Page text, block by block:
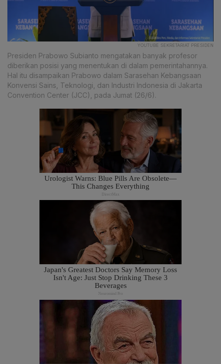
YOUTUBE SEKRETARIAT PRESIDEN
Presiden Prabowo Subianto mengatakan banyak profesor
diberikan posisi yang menentukan di dalam pemerintahannya.
Hal itu disampaikan Prabowo dalam Sarasehan Kebangsaan
Konvensi Sains, Teknologi, dan Industri Indonesia di Jakarta
Convention Center (JCC), pada Jumat (26/6).